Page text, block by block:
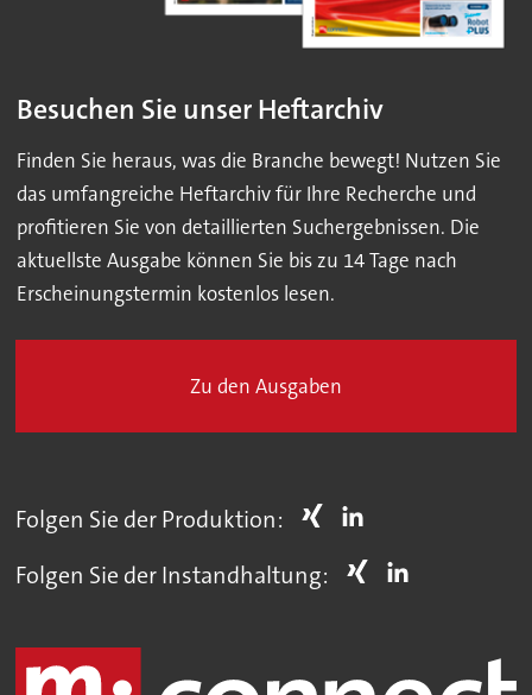
Besuchen Sie unser Heftarchiv
Finden Sie heraus, was die Branche bewegt! Nutzen Sie
das umfangreiche Heftarchiv für Ihre Recherche und
profitieren Sie von detaillierten Suchergebnissen. Die
aktuellste Ausgabe können Sie bis zu 14 Tage nach
Erscheinungstermin kostenlos lesen.
Zu den Ausgaben
Folgen Sie der Produktion:
Folgen Sie der Instandhaltung: